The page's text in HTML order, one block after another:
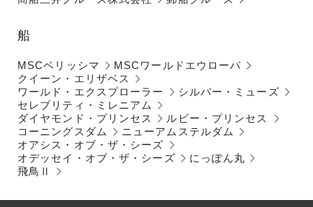
船
MSCベリッシマ
MSCワールドエウローパ
クイーン・エリザベス
ワールド・エクスプローラー
シルバー・ミューズ
セレブリティ・ミレニアム
ダイヤモンド・プリンセス
ルビー・プリンセス
コーニングスダム
ニューアムステルダム
オアシス・オブ・ザ・シーズ
オデッセイ・オブ・ザ・シーズ
にっぽん丸
飛鳥Ⅱ